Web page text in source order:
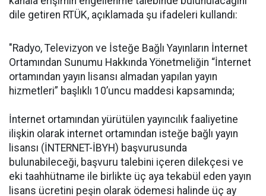
dile getiren RTÜK, açıklamada şu ifadeleri kullandı:
"Radyo, Televizyon ve İsteğe Bağlı Yayınların İnternet
Ortamından Sunumu Hakkında Yönetmeliğin “İnternet
ortamından yayın lisansı almadan yapılan yayın
hizmetleri” başlıklı 10’uncu maddesi kapsamında;
İnternet ortamından yürütülen yayıncılık faaliyetine
ilişkin olarak internet ortamından isteğe bağlı yayın
lisansı (İNTERNET-İBYH) başvurusunda
bulunabileceği, başvuru talebini içeren dilekçesi ve
eki taahhütname ile birlikte üç aya tekabül eden yayın
lisans ücretini peşin olarak ödemesi halinde üç ay